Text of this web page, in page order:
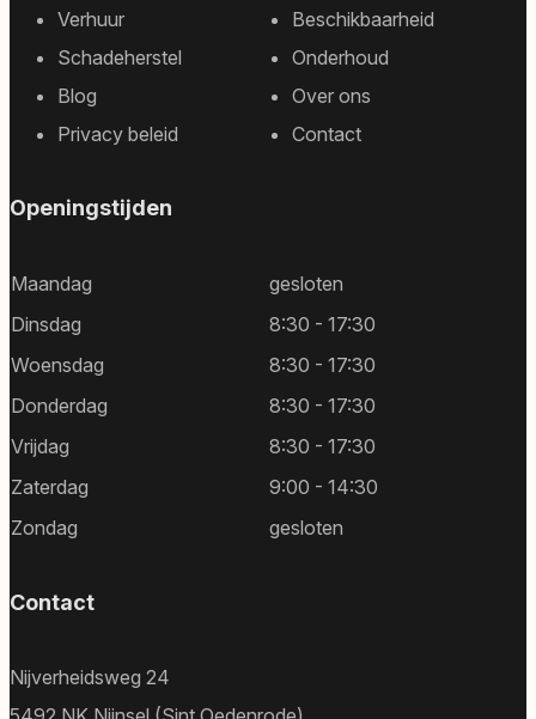
Footer
sitemap
Verhuur
Beschikbaarheid
Schadeherstel
Onderhoud
Blog
Over ons
Privacy beleid
Contact
Openingstijden
Maandag
gesloten
Dinsdag
8:30 - 17:30
Woensdag
8:30 - 17:30
Donderdag
8:30 - 17:30
Vrijdag
8:30 - 17:30
Zaterdag
9:00 - 14:30
Zondag
gesloten
Contact
Nijverheidsweg 24